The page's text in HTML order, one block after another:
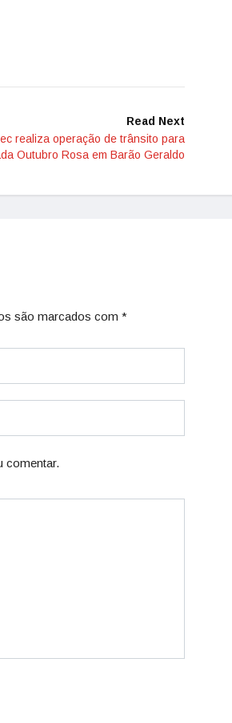
Read Next
realiza operação de trânsito para
Outubro Rosa em Barão Geraldo
são marcados com *
comentar.